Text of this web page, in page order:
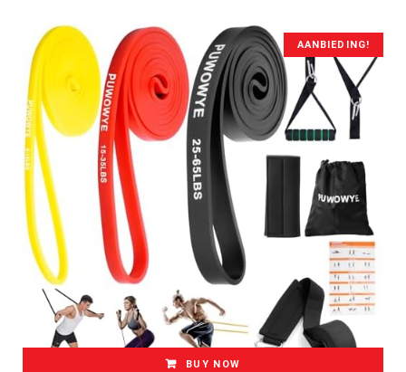
AANBIEDING!
BUY NOW